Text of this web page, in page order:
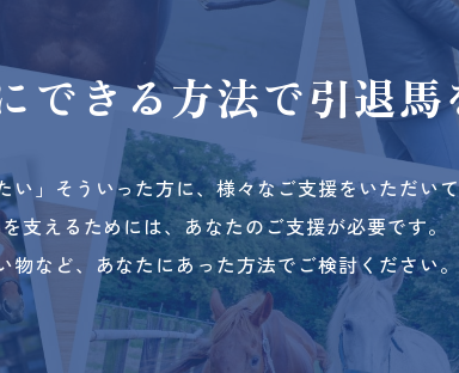
できる方法で引退
い」そういった方に、様々なご支援をいただい
支えるためには、あなたのご支援が必要です。
物など、あなたにあった方法でご検討ください。